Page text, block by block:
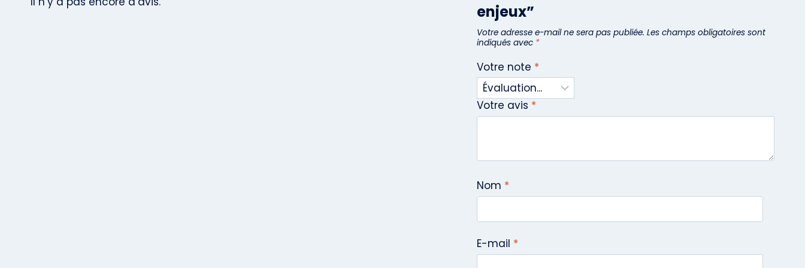
enjeux”
Votre adresse e-mail ne sera pas publiée. Les champs obligatoires sont
indiqués avec *
Votre note *
Votre avis *
Nom *
E-mail *